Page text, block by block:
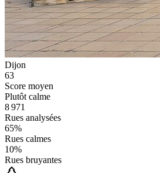
Dijon
63
Score moyen
Plutôt calme
8 971
Rues analysées
65%
Rues calmes
10%
Rues bruyantes